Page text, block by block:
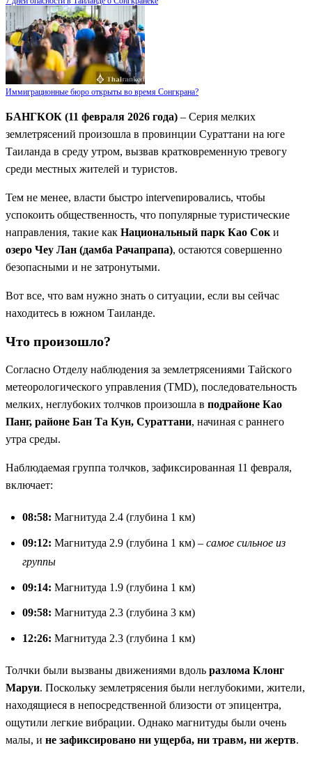
Иммиграционные бюро открыты во время Сонгкрана?
БАНГКОК (11 февраля 2026 года) – Серия мелких
землетрясений произошла в провинции Сураттани на юге
Таиланда в среду утром, вызвав кратковременную тревогу
среди местных жителей и туристов.
Тем не менее, власти быстро intervenировались, чтобы
успокоить общественность, что популярные туристические
направления, такие как Национальный парк Као Сок и
озеро Чеу Лан (дамба Рачапрапа), остаются совершенно
безопасными и не затронутыми.
Вот все, что вам нужно знать о ситуации, если вы сейчас
находитесь в южном Таиланде.
Что произошло?
Согласно Отделу наблюдения за землетрясениями Тайского
метеорологического управления (TMD), последовательность
мелких, неглубоких толчков произошла в подрайоне Као
Панг, районе Бан Та Кун, Сураттани, начиная с раннего
утра среды.
Наблюдаемая группа толчков, зафиксированная 11 февраля,
включает:
08:58: Магнитуда 2.4 (глубина 1 км)
09:12: Магнитуда 2.9 (глубина 1 км) – самое сильное из
группы
09:14: Магнитуда 1.9 (глубина 1 км)
09:58: Магнитуда 2.3 (глубина 3 км)
12:26: Магнитуда 2.3 (глубина 1 км)
Толчки были вызваны движениями вдоль разлома Клонг
Маруи. Поскольку землетрясения были неглубокими, жители,
находящиеся в непосредственной близости от эпицентра,
ощутили легкие вибрации. Однако магнитуды были очень
малы, и не зафиксировано ни ущерба, ни травм, ни жертв.